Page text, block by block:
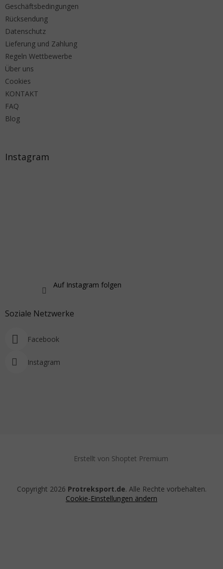
Geschäftsbedingungen
Rücksendung
Datenschutz
Lieferung und Zahlung
Regeln Wettbewerbe
Über uns
Cookies
KONTAKT
FAQ
Blog
Instagram
Auf Instagram folgen
Soziale Netzwerke
Facebook
Instagram
Erstellt von Shoptet Premium
Copyright 2026 Protreksport.de. Alle Rechte vorbehalten.
Cookie-Einstellungen ändern